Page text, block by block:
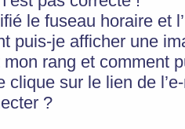
le fuseau horaire et
puis-je afficher une
mon rang et comment
clique sur le lien de
?